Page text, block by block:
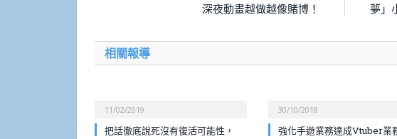
深夜動畫越做越像賭博！
夢」
相關報導
11/02/2019
把話徹底說死沒有復活可能性，
30/10/2018
強化手遊業務達成Vtuber業